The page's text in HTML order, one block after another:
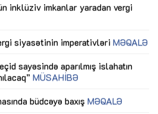
inklüziv imkanlar yaradan vergi
siyasətinin imperativləri MƏQALƏ
sayəsində aparılmış islahatın
MÜSAHİBƏ
büdcəyə baxış MƏQALƏ